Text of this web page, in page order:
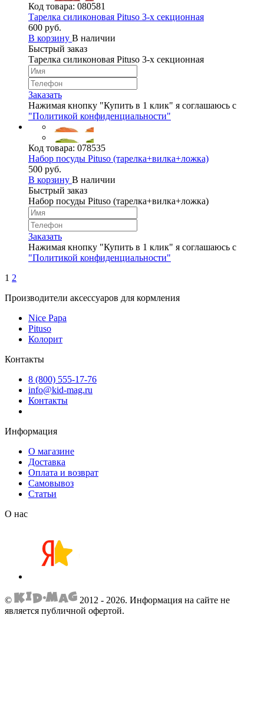
Код товара: 080581
Тарелка силиконовая Pituso 3-х секционная
600 руб.
В корзину В наличии
Быстрый заказ
Тарелка силиконовая Pituso 3-х секционная
Заказать
Нажимая кнопку "Купить в 1 клик" я соглашаюсь с
"Политикой конфиденциальности"
Код товара: 078535
Набор посуды Pituso (тарелка+вилка+ложка)
500 руб.
В корзину В наличии
Быстрый заказ
Набор посуды Pituso (тарелка+вилка+ложка)
Заказать
Нажимая кнопку "Купить в 1 клик" я соглашаюсь с
"Политикой конфиденциальности"
1 2
Производители аксессуаров для кормления
Nice Papa
Pituso
Колорит
Контакты
8 (800) 555-17-76
info@kid-mag.ru
Контакты
Информация
О магазине
Доставка
Оплата и возврат
Самовывоз
Статьи
О нас
© 2012 - 2026. Информация на сайте не
является публичной офертой.